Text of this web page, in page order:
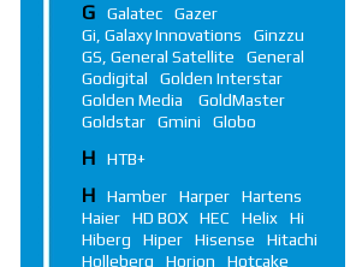
G Galatec
Gazer
Gi, Galaxy Innovations
Ginzzu
GS, General Satellite
General
Godigital
Golden Interstar
Golden Media
GoldMaster
Goldstar
Gmini Globo
Н НТВ+
H Hamber Harper
Hartens
Haier
HD BOX HEC Helix
Hi
Hiberg
Hiper Hisense
Hitachi
Holleberg
Horion
Hotcake